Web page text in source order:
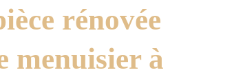
rénovée
menuisier à